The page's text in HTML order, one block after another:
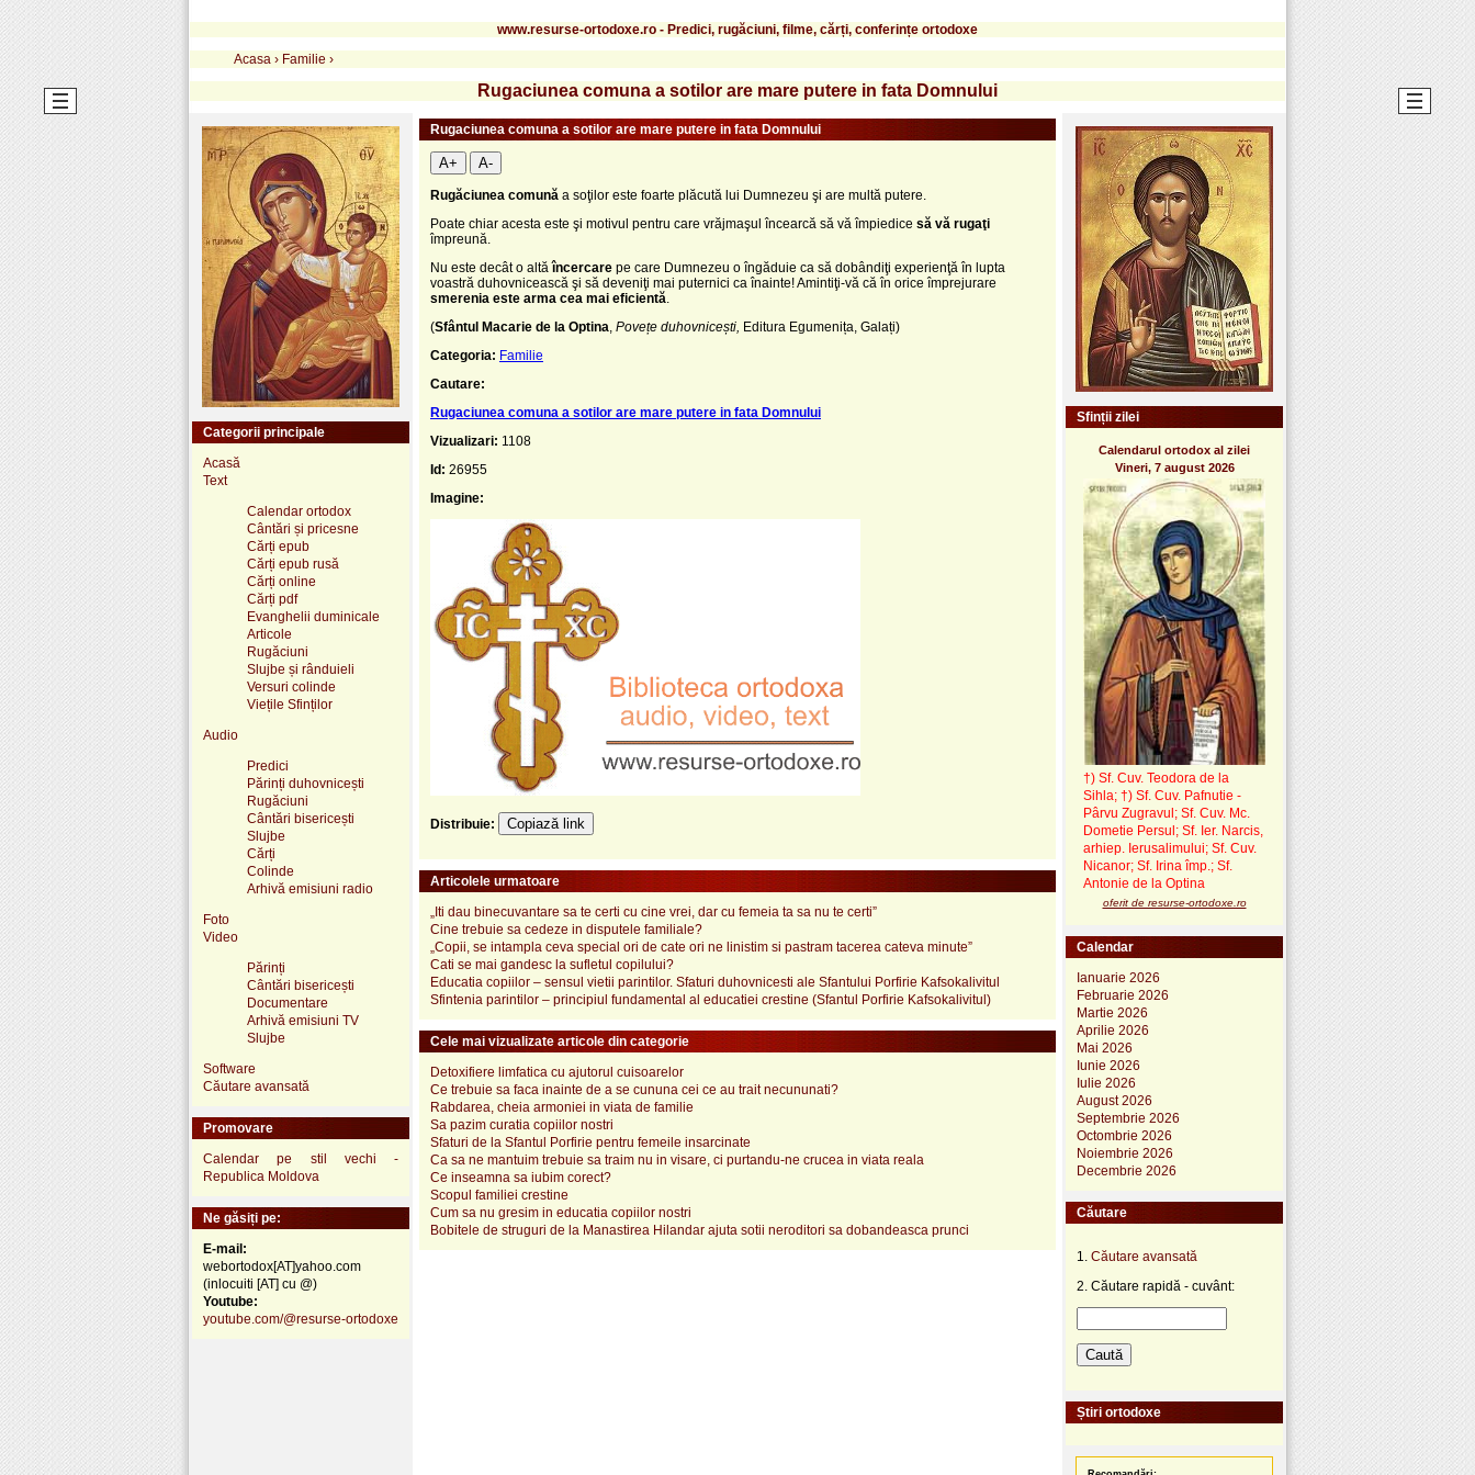
www.resurse-ortodoxe.ro - Predici, rugăciuni, filme, cărți, conferințe ortodoxe
Acasa › Familie ›
Rugaciunea comuna a sotilor are mare putere in fata Domnului
Rugaciunea comuna a sotilor are mare putere in fata Domnului
A+ A-
Rugăciunea comună a soţilor este foarte plăcută lui Dumnezeu şi are multă putere.
Poate chiar acesta este şi motivul pentru care vrăjmaşul încearcă să vă împiedice să vă rugaţi
împreună.
Nu este decât o altăîncercare pe care Dumnezeu o îngăduie ca să dobândiţi experienţă în lupta
voastră duhovnicească şi să deveniţi mai puternici ca înainte! Amintiţi-vă că în orice împrejurare
smerenia este arma cea mai eficientă
(Sfântul Macarie de la Optina Povețe duhovnicești, Editura Egumenița, Galați)
Categoria: Familie
Cautare:
Rugaciunea comuna a sotilor are mare putere in fata Domnului
Vizualizari: 1108
Id: 26955
Imagine:
Distribuie: Copiază link
Articolele urmatoare
„Iti dau binecuvantare sa te certi cu cine vrei, dar cu femeia ta sa nu te certi”
Cine trebuie sa cedeze in disputele familiale?
„Copii, se intampla ceva special ori de cate ori ne linistim si pastram tacerea cateva minute”
Cati se mai gandesc la sufletul copilului?
Educatia copiilor – sensul vietii parintilor. Sfaturi duhovnicesti ale Sfantului Porfirie Kafsokalivitul
Sfintenia parintilor – principiul fundamental al educatiei crestine (Sfantul Porfirie Kafsokalivitul)
Cele mai vizualizate articole din categorie
Detoxifiere limfatica cu ajutorul cuisoarelor
Ce trebuie sa faca inainte de a se cununa cei ce au trait necununati?
Rabdarea, cheia armoniei in viata de familie
Sa pazim curatia copiilor nostri
Sfaturi de la Sfantul Porfirie pentru femeile insarcinate
Ca sa ne mantuim trebuie sa traim nu in visare, ci purtandu-ne crucea in viata reala
Ce inseamna sa iubim corect?
Scopul familiei crestine
Cum sa nu gresim in educatia copiilor nostri
Bobitele de struguri de la Manastirea Hilandar ajuta sotii neroditori sa dobandeasca prunci
Categorii principale
Acasă
Text
Calendar ortodox
Cântări și pricesne
Cărți epub
Cărți epub rusă
Cărți online
Cărți pdf
Evanghelii duminicale
Articole
Rugăciuni
Slujbe și rânduieli
Versuri colinde
Viețile Sfinților
Audio
Predici
Părinți duhovnicești
Rugăciuni
Cântări bisericești
Slujbe
Cărți
Colinde
Arhivă emisiuni radio
Foto
Video
Părinți
Cântări bisericești
Documentare
Arhivă emisiuni TV
Slujbe
Software
Căutare avansată
Promovare
Calendar pe stil vechi -
Republica Moldova
Ne găsiți pe:
E-mail:
webortodox[AT]yahoo.com
(inlocuiti [AT] cu @)
Youtube:
youtube.com/@resurse-ortodoxe
Sfinții zilei
Calendarul ortodox al zilei
Vineri, 7 august 2026
†) Sf. Cuv. Teodora de la
Sihla; †) Sf. Cuv. Pafnutie -
Pârvu Zugravul ; Sf. Cuv. Mc.
Dometie Persul; Sf. Ier. Narcis,
arhiep. Ierusalimului; Sf. Cuv.
Nicanor; Sf. Irina împ.; Sf.
Antonie de la Optina
oferit de resurse-ortodoxe.ro
Calendar
Ianuarie 2026
Februarie 2026
Martie 2026
Aprilie 2026
Mai 2026
Iunie 2026
Iulie 2026
August 2026
Septembrie 2026
Octombrie 2026
Noiembrie 2026
Decembrie 2026
Căutare
1. Căutare avansată
2. Căutare rapidă - cuvânt:
Știri ortodoxe